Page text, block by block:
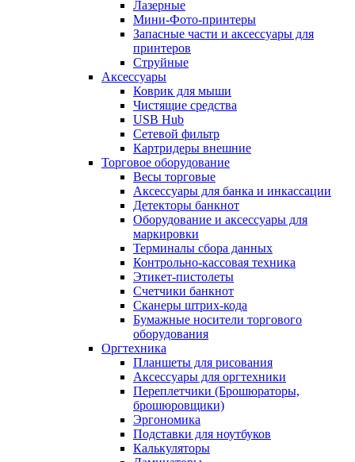
Лазерные
Мини-Фото-принтеры
Запасные части и аксессуары для
принтеров
Струйные
Аксессуары
Коврик для мыши
Чистящие средства
USB Hub
Сетевой фильтр
Картридеры внешние
Торговое оборудование
Весы торговые
Аксессуары для банка и инкассации
Детекторы банкнот
Оборудование и аксессуары для
маркировки
Терминалы сбора данных
Контрольно-кассовая техника
Этикет-пистолеты
Счетчики банкнот
Сканеры штрих-кода
Бумажные носители торгового
оборудования
Оргтехника
Планшеты для рисования
Аксессуары для оргтехники
Переплетчики (Брошюраторы,
брошюровщики)
Эргономика
Подставки для ноутбуков
Калькуляторы